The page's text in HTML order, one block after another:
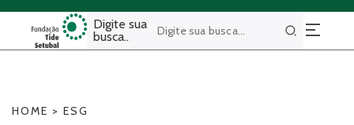
Digite sua
busca..
Buscar
HOME > ESG